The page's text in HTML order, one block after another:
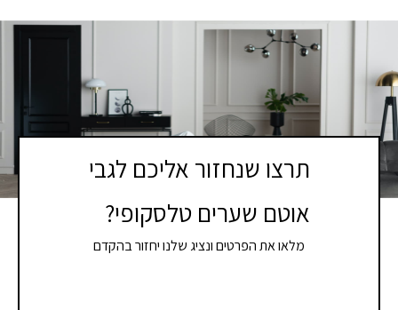
תרצו שנחזור אליכם לגבי
אוטם שערים טלסקופי?
מלאו את הפרטים ונציג שלנו יחזור בהקדם